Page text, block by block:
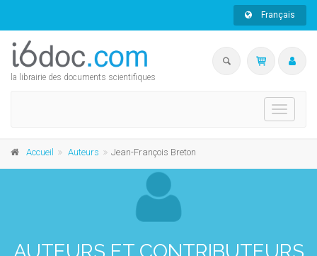
Français
la librairie des documents scientifiques
Toggle
Accueil Auteurs Jean-François Breton